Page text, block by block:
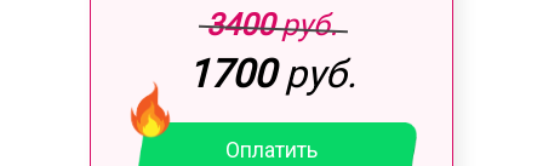
1700 руб.
Оплатить
3400 руб.